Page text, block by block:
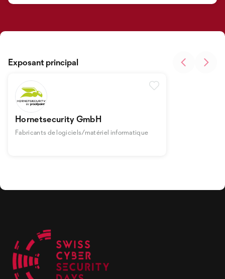
Hornetsecurity GmbH
Fabricants de logiciels/matériel informatique
Exposant principal